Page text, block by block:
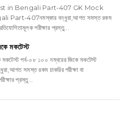
in Bengali Part-407 GK Mock
Part-407নমস্কার বন্ধুরা,আগত সমস্ত রকম
পরীক্ষার প্রস্তু...
মকটেস্ট
পর্ব-০৮ ১০০ নম্বরের জিকে মকটেস্ট
সমস্ত রকম চাকরির পরীক্ষা বা
প্রস্তু...